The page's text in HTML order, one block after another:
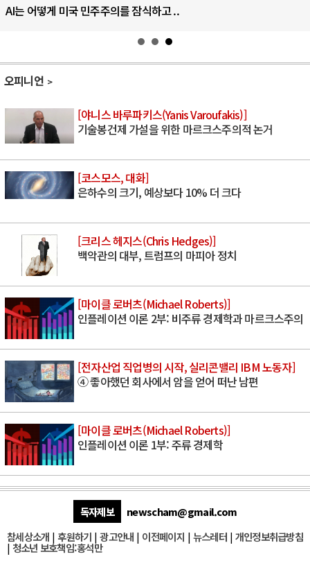
AI는 어떻게 미국 민주주의를 잠식하고 ..
오피니언
[야니스 바루파키스(Yanis Varoufakis)]
기술봉건제 가설을 위한 마르크스주의적 논거
[코스모스, 대화]
은하수의 크기, 예상보다 10% 더 크다
[크리스 헤지스(Chris Hedges)]
백악관의 대부, 트럼프의 마피아 정치
[마이클 로버츠(Michael Roberts)]
인플레이션 이론 2부: 비주류 경제학과 마르크스주의
[전자산업 직업병의 시작, 실리콘밸리 IBM 노동자]
④ 좋아했던 회사에서 암을 얻어 떠난 남편
[마이클 로버츠(Michael Roberts)]
인플레이션 이론 1부: 주류 경제학
독자제보
newscham@gmail.com
참세상소개 | 후원하기 |광고안내 | 이전페이지 | 뉴스레터| 개인정보취급방침
| 청소년 보호책임:홍석만